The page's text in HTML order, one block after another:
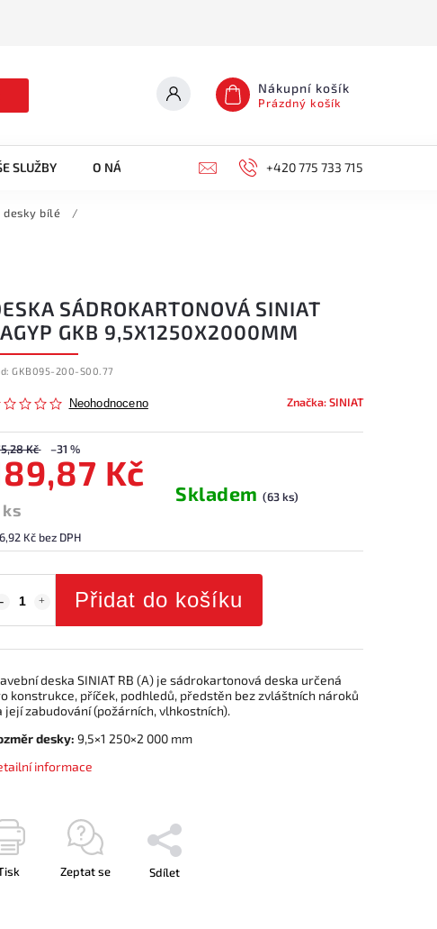
Nákupní košík
Prázdný košík
SLUŽBY O NÁS KONTAKTY +420 775 733 715
desky bílé /
SÁDROKARTONOVÁ SINIAT
GKB 9,5X1250X2000MM
GKB095-200-S00.77
Neohodnoceno Značka:SINIAT
Kč –31 %
Kč
Kč bez DPH
Skladem(63 ks)
Přidat do košíku
deska SINIAT RB (A) je sádrokartonová deska určená
konstrukce, příček, podhledů, předstěn bez zvláštních nároků
její zabudování (požárních, vlhkostních).
desky: 9,5×1 250×2 000 mm
informace
Zeptat se Sdílet